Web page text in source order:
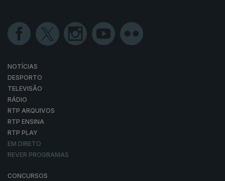
NOTÍCIAS
DESPORTO
TELEVISÃO
RÁDIO
RTP ARQUIVOS
RTP ENSINA
RTP PLAY
EM DIRETO
REVER PROGRAMAS
CONCURSOS